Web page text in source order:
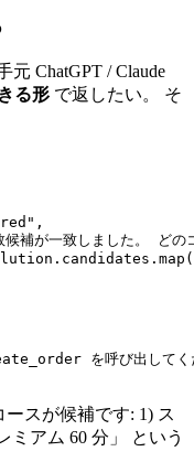
ChatGPT / Claude
る形 で返したい。 そ
が一致しました。 どの
を呼び出してく
ースが候補です: 1) ス
ミアム 60 分」 という